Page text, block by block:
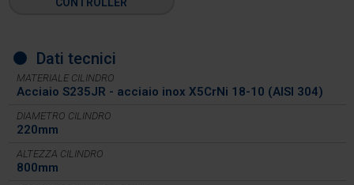
CONTROLLER
Dati tecnici
MATERIALE CILINDRO
Acciaio S235JR - acciaio inox X5CrNi 18-10 (AISI 304)
DIAMETRO CILINDRO
220mm
ALTEZZA CILINDRO
800mm